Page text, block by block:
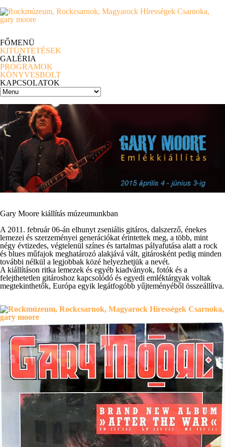
FŐMENÜ
KITÜNTETÉSEK
GALÉRIA
PROGRAMOK
KÖNYVESBOLT
KAPCSOLATOK
Gary Moore kiállítás múzeumunkban
A 2011. február 06-án elhunyt zseniális gitáros, dalszerző, énekes
lemezei és szerzeményei generációkat érintettek meg, a több, mint
négy évtizedes, végtelenül színes és tartalmas pályafutása alatt a rock
és blues műfajok meghatározó alakjává vált, gitárosként pedig minden
további nélkül a legjobbak közé helyezhetjük a nevét.
A kiállításon ritka lemezek és egyéb kiadványok, fotók és a
felejthetetlen gitároshoz kapcsolódó és egyedi emléktárgyak voltak
megtekinthetők, Európa egyik legátfogóbb yűjteményéből összeállítva.